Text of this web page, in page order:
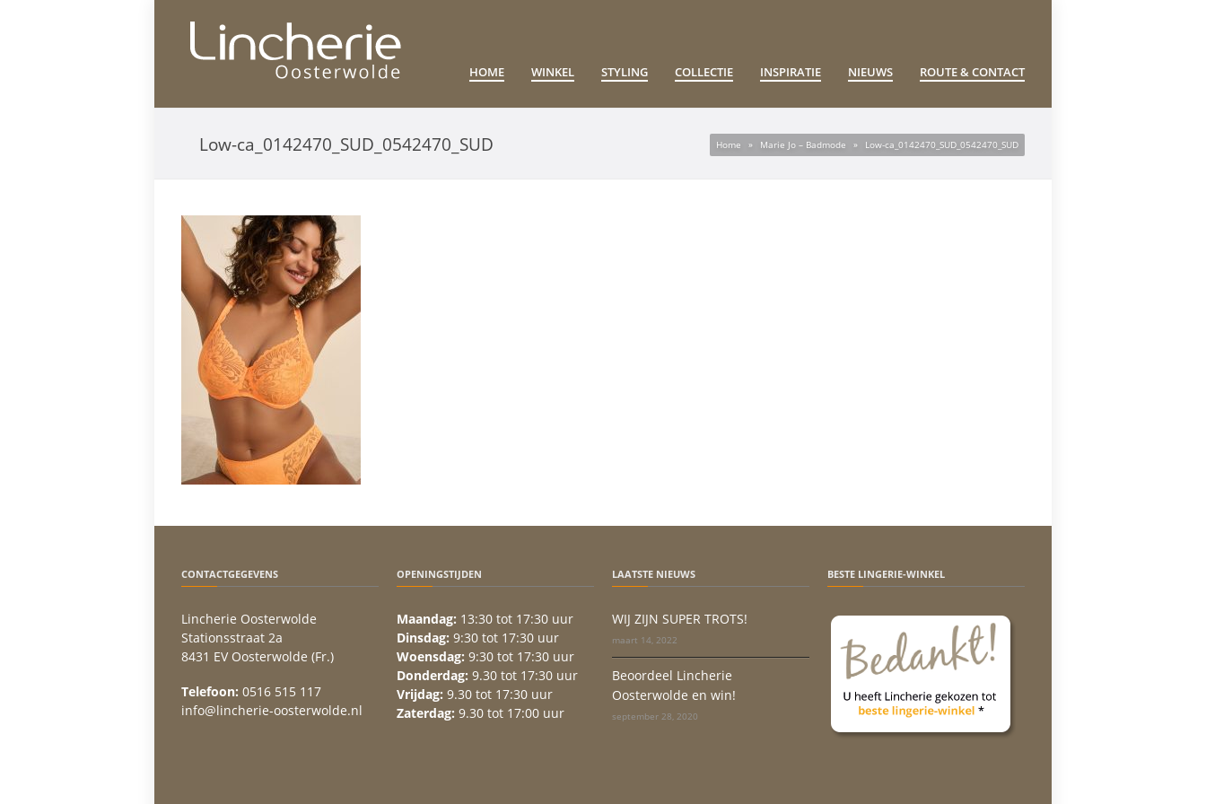
HOME WINKEL STYLING COLLECTIE INSPIRATIE NIEUWS ROUTE & CONTACT
Low-ca_0142470_SUD_0542470_SUD Home » Marie Jo – Badmode » Low-ca_0142470_SUD_0542470_SUD
CONTACTGEGEVENS
Lincherie Oosterwolde
Stationsstraat 2a
8431 EV Oosterwolde (Fr.)
Telefoon: 0516 515 117
info@lincherie-oosterwolde.nl
OPENINGSTIJDEN
Maandag: 13:30 tot 17:30 uur
Dinsdag: 9:30 tot 17:30 uur
Woensdag: 9:30 tot 17:30 uur
Donderdag: 9.30 tot 17:30 uur
Vrijdag: 9.30 tot 17:30 uur
Zaterdag: 9.30 tot 17:00 uur
LAATSTE NIEUWS
WIJ ZIJN SUPER TROTS!
maart 14, 2022
Beoordeel Lincherie
Oosterwolde en win!
september 28, 2020
BESTE LINGERIE-WINKEL